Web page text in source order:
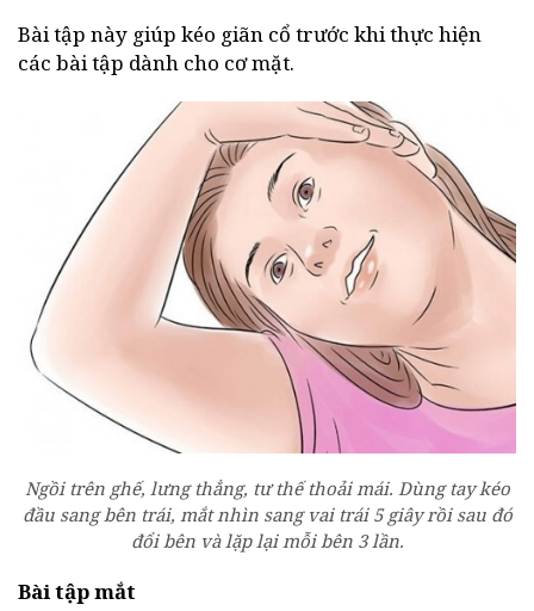
Bài tập này giúp kéo giãn cổ trước khi thực hiện
các bài tập dành cho cơ mặt.
Ngồi trên ghế, lưng thẳng, tư thế thoải mái. Dùng tay kéo
đầu sang bên trái, mắt nhìn sang vai trái 5 giây rồi sau đó
đổi bên và lặp lại mỗi bên 3 lần.
Bài tập mắt